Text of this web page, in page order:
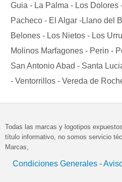
Guia - La Palma - Los Dolores
Pacheco - El Algar -Llano del
Belones - Los Nietos - Los
Molinos Marfagones - Perin -
San Antonio Abad - Santa
- Ventorrillos - Vereda de
Todas las marcas y logotipos
título informativo, no somos servicio
Marcas,
Condiciones Generales -